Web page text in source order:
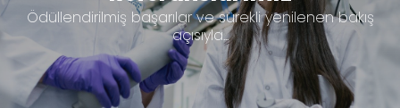
Ödüllendirilmiş başarılar ve sürekli yenilenen bakış
açısıyla...